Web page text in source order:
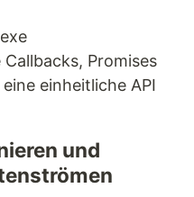
Promises
einheitliche API
und